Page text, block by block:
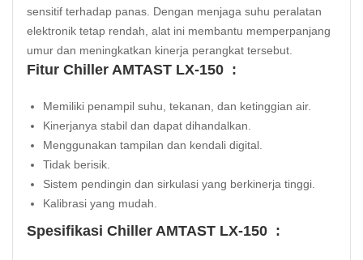
sensitif terhadap panas. Dengan menjaga suhu peralatan
elektronik tetap rendah, alat ini membantu memperpanjang
umur dan meningkatkan kinerja perangkat tersebut.
Fitur Chiller AMTAST LX-150 :
Memiliki penampil suhu, tekanan, dan ketinggian air.
Kinerjanya stabil dan dapat dihandalkan.
Menggunakan tampilan dan kendali digital.
Tidak berisik.
Sistem pendingin dan sirkulasi yang berkinerja tinggi.
Kalibrasi yang mudah.
Spesifikasi Chiller AMTAST LX-150 :